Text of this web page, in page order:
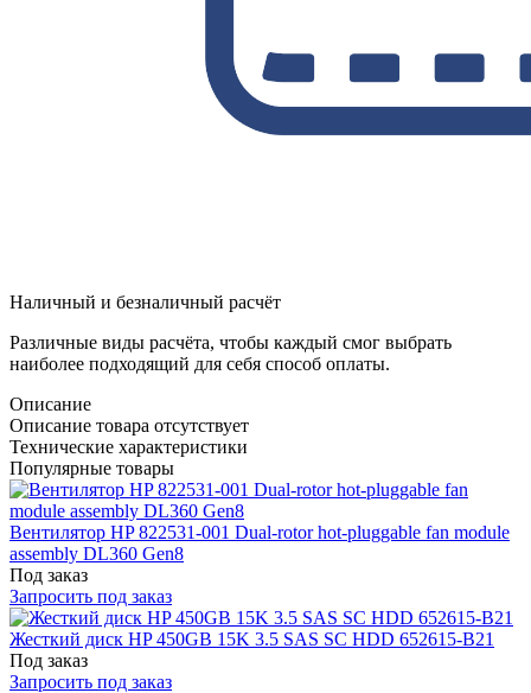
Наличный и безналичный расчёт
Различные виды расчёта, чтобы каждый смог выбрать
наиболее подходящий для себя способ оплаты.
Описание
Описание товара отсутствует
Технические характеристики
Популярные товары
Вентилятор HP 822531-001 Dual-rotor hot-pluggable fan module
assembly DL360 Gen8
Под заказ
Запросить под заказ
Жесткий диск HP 450GB 15K 3.5 SAS SC HDD 652615-B21
Под заказ
Запросить под заказ